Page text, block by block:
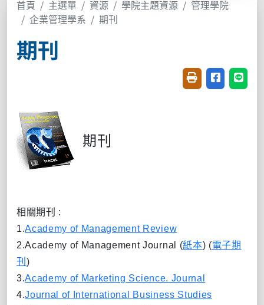
首頁 主選單 資源 學院主題資源
管理學院
企業管理學系
期刊
期刊
友善列印(開新視
分享至臉書
分享
期刊
相關期刊 :
1.Academy of Management Review
2.Academy of Management Journal (紙本) (電子期
刊 )
3.Academy of Marketing Science. Journal
4.Journal of International Business Studies